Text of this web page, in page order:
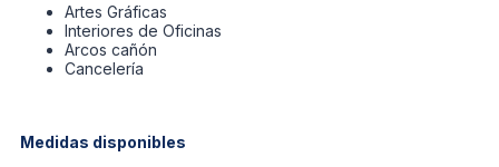
Artes Gráficas
Interiores de Oficinas
Arcos cañón
Cancelería
Medidas disponibles